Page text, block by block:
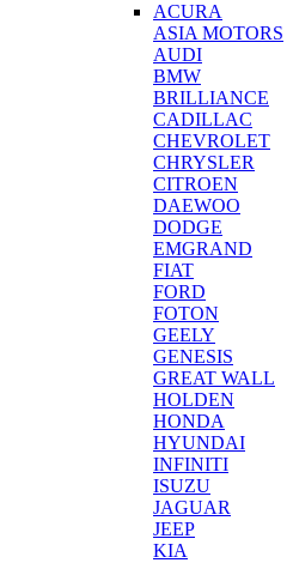
ACURA
ASIA MOTORS
AUDI
BMW
BRILLIANCE
CADILLAC
CHEVROLET
CHRYSLER
CITROEN
DAEWOO
DODGE
EMGRAND
FIAT
FORD
FOTON
GEELY
GENESIS
GREAT WALL
HOLDEN
HONDA
HYUNDAI
INFINITI
ISUZU
JAGUAR
JEEP
KIA